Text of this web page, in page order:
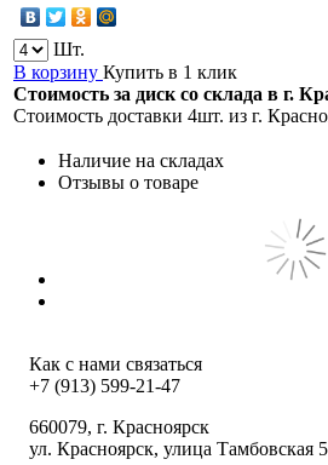
Шт.
В корзину Купить в 1 клик
Стоимость за диск со склада в г.
Стоимость доставки 4шт. из г.
Наличие на складах
Отзывы о товаре
Как с нами связаться
+7 (913) 599-21-47
660079, г. Красноярск
ул. Красноярск, улица Тамбовская